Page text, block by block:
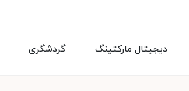
گردشگری دیجیتال مارکتینگ